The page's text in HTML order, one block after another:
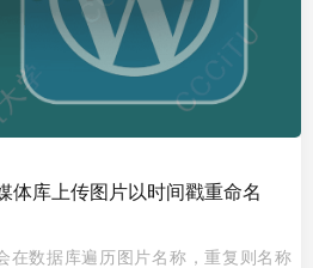
体库上传图片以时间戳重命名
在数据库遍历图片名称，重复则名称